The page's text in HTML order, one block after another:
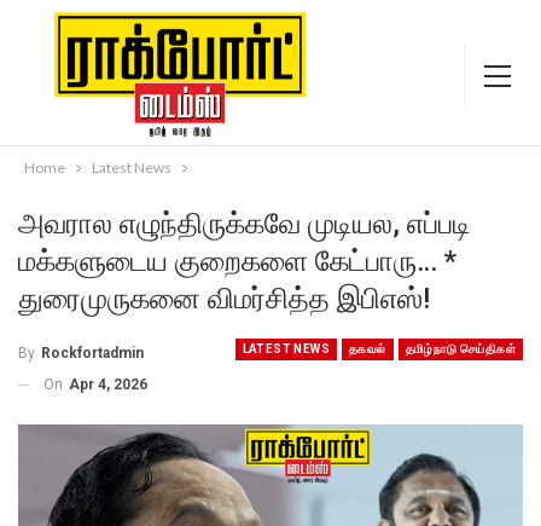
Home Latest News
அவரால எழுந்திருக்கவே முடியல, எப்படி
மக்களுடைய குறைகளை கேட்பாரு… *
துரைமுருகனை விமர்சித்த இபிஎஸ்!
LATEST NEWS தகவல் தமிழ்நாடு செய்திகள்
By Rockfortadmin
On Apr 4, 2026